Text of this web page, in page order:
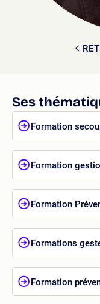
Ses
Formation
Formation
Formation
Formations
Formation